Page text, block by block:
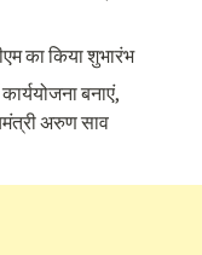
का किया शुभारंभ
बनाएं,
अरुण साव